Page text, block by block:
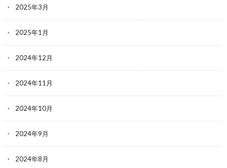
2025年3月
2025年1月
2024年12月
2024年11月
2024年10月
2024年9月
2024年8月